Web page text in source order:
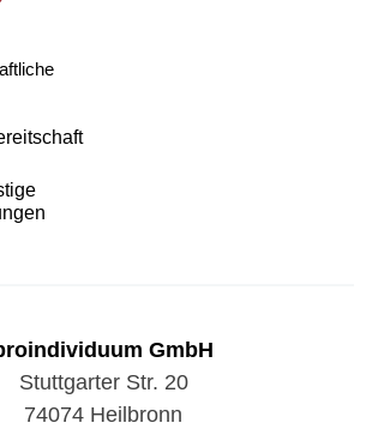
GmbH
Stuttgarter Str. 20
74074 Heilbronn